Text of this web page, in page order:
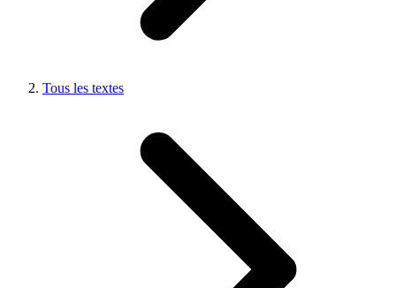
Tous les textes